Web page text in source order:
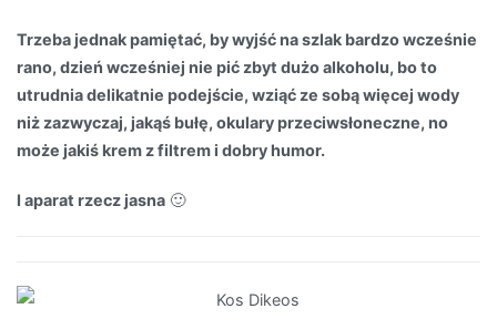
Trzeba jednak pamiętać, by wyjść na szlak bardzo wcześnie
rano, dzień wcześniej nie pić zbyt dużo alkoholu, bo to
utrudnia delikatnie podejście, wziąć ze sobą więcej wody
niż zazwyczaj, jakąś bułę, okulary przeciwsłoneczne, no
może jakiś krem z filtrem i dobry humor.
I aparat rzecz jasna 🙂